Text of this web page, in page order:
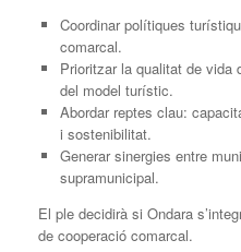
Coordinar polítiques
comarcal.
Prioritzar la qualitat de vida
del model turístic.
Abordar reptes clau:
i sostenibilitat.
Generar sinergies entre
supramunicipal.
El ple decidirà si Ondara
de cooperació comarcal.